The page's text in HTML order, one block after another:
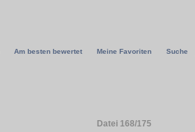
Am besten bewertet Meine Favoriten Suche
Datei 168/175